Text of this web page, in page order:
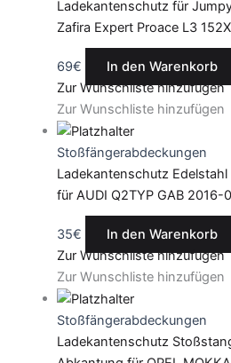
Ladekantenschutz für
Zafira Expert Proace L3
69€
In den Warenkorb
Zur Wunschliste hinzufügen
Zur Wunschliste hinzufügen
Stoßfängerabdeckungen
Ladekantenschutz
für AUDI Q2TYP GAB 2016-
35€
In den Warenkorb
Zur Wunschliste hinzufügen
Zur Wunschliste hinzufügen
Stoßfängerabdeckungen
Ladekantenschutz